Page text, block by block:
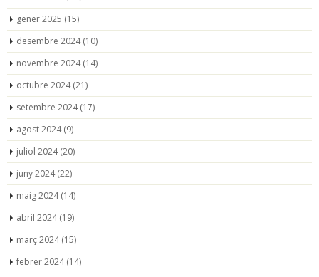
gener 2025 (15)
desembre 2024(10)
novembre 2024(14)
octubre 2024(21)
setembre 2024(17)
agost 2024(9)
juliol 2024(20)
juny 2024(22)
maig 2024(14)
abril 2024(19)
març 2024(15)
febrer 2024(14)